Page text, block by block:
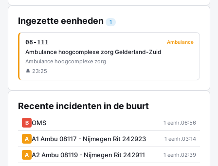
Ingezette eenheden 1
08-111 Ambulance
Ambulance hoogcomplexe zorg Gelderland-Zuid
Ambulance hoogcomplexe zorg
🔔 23:25
Recente incidenten in de buurt
B OMS 1 eenh.06:56
A A1 Ambu 08117 - Nijmegen Rit 242923 1 eenh.03:14
A A2 Ambu 08119 - Nijmegen Rit 242911 1 eenh.02:39